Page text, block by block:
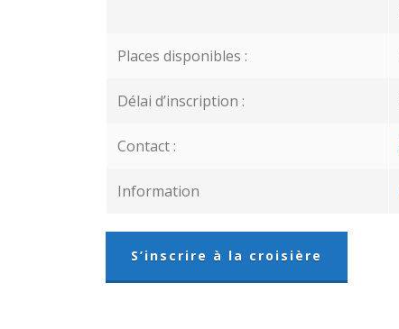
Places disponibles :
Délai d’inscription :
Contact :
Information
S’inscrire à la croisière